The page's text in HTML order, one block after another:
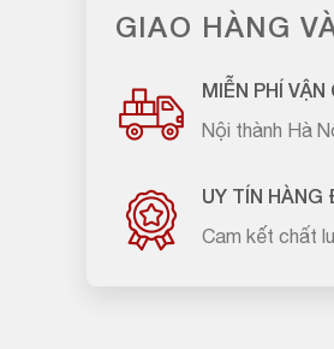
GIAO HÀNG
MIỄN PHÍ VẬN
Nội thành Hà
UY TÍN HÀNG
Cam kết chất